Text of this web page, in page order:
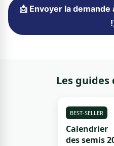
📩 Envoyer la
Les
BEST-SELLER
Calendrier
des semis